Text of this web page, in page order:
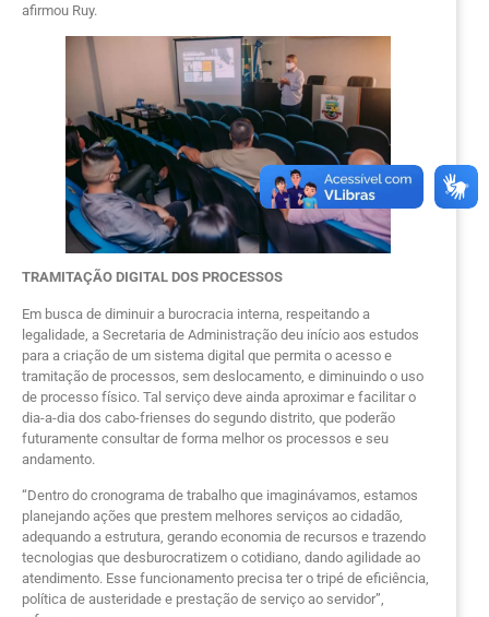
afirmou Ruy.
TRAMITAÇÃO DIGITAL DOS PROCESSOS
Em busca de diminuir a burocracia interna, respeitando a
legalidade, a Secretaria de Administração deu início aos estudos
para a criação de um sistema digital que permita o acesso e
tramitação de processos, sem deslocamento, e diminuindo o uso
de processo físico. Tal serviço deve ainda aproximar e facilitar o
dia-a-dia dos cabo-frienses do segundo distrito, que poderão
futuramente consultar de forma melhor os processos e seu
andamento.
“Dentro do cronograma de trabalho que imaginávamos, estamos
planejando ações que prestem melhores serviços ao cidadão,
adequando a estrutura, gerando economia de recursos e trazendo
tecnologias que desburocratizem o cotidiano, dando agilidade ao
atendimento. Esse funcionamento precisa ter o tripé de eficiência,
política de austeridade e prestação de serviço ao servidor”,